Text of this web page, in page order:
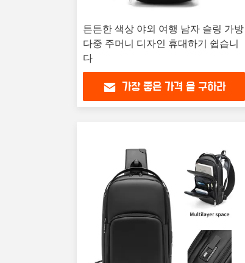
튼튼한 색상 야외 여행 남자 슬링 가방
다중 주머니 디자인 휴대하기 쉽습니
다
가장 좋은 가격 을 구하라